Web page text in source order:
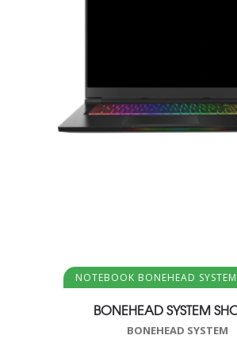
Aggiungi al carrello
NOTEBOOK BONEHEAD
BONEHEAD SYSTEM
BONEHEAD SYSTEM